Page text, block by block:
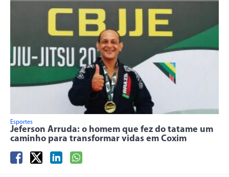
Esportes
Jeferson Arruda: o homem que fez do tatame um
caminho para transformar vidas em Coxim